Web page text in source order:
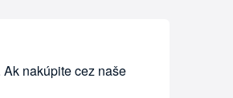
nakúpite cez naše